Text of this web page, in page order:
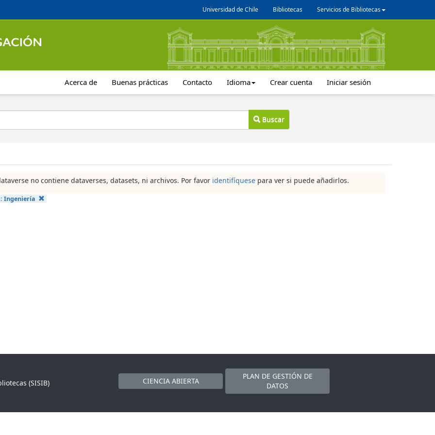
Universidad de Chile Bibliotecas Servicios de Bibliotecas
Acerca de Buenas prácticas Contacto Idioma Crear cuenta Iniciar sesión
Buscar
no contiene dataverses, datasets, ni archivos. Por favor identifíquese para ver si puede añadirlos.
Ingeniería
(SISIB)
CIENCIA ABIERTA
PLAN DE GESTIÓN DE
DATOS